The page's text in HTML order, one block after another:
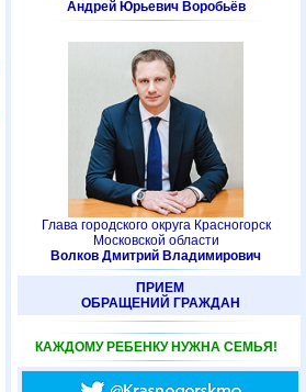
Андрей Юрьевич Воробьёв
Глава городского округа Красногорск
Московской области
Волков Дмитрий Владимирович
ПРИЕМ
ОБРАЩЕНИЙ ГРАЖДАН
КАЖДОМУ РЕБЕНКУ НУЖНА СЕМЬЯ!